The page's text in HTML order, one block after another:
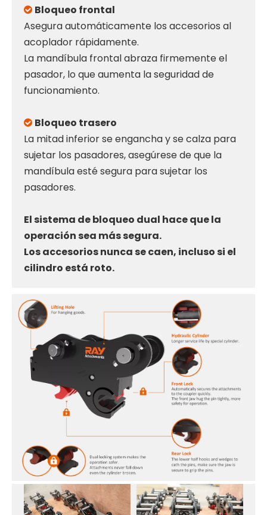
 Bloqueo frontal
Asegura automáticamente los accesorios al
acoplador rápidamente.
La mandíbula frontal abraza firmemente el
pasador, lo que aumenta la seguridad de
funcionamiento.
 Bloqueo trasero
La mitad inferior se engancha y se calza para
sujetar los pasadores, asegúrese de que la
mandíbula esté segura para sujetar los
pasadores.
El sistema de bloqueo dual hace que la
operación sea más segura.
Los accesorios nunca se caen, incluso si el
cilindro está roto.